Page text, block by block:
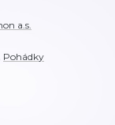
a.s.
Pohádky